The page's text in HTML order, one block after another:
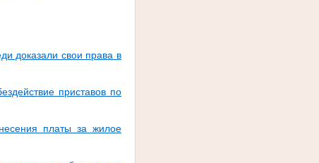
доказали свои права в
приставов по
платы за жилое